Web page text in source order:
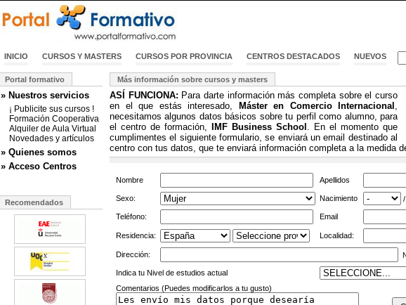
INICIO CURSOS Y MASTERS CURSOS POR PROVINCIA CENTROS DESTACADOS NUEVOS
Portal formativo
» Nuestros servicios
¡ Publicite sus cursos !
Formación Cooperativa
Alquiler de Aula Virtual
Novedades y artículos
» Quienes somos
» Acceso Centros
Recomendados
Más información sobre cursos y masters
ASÍ FUNCIONA: Para darte información más completa sobre el curso
en el que estás interesado,
Máster en Comercio Internacional ,
necesitamos algunos datos básicos sobre tu perfil como alumno, para
el centro de formación,
IMF Business School . En el momento que
cumplimentes el siguiente formulario, se enviará un email destinado al
centro con tus datos, que te enviará información completa a la medida
Nombre Apellidos
Sexo: Nacimiento /
Teléfono: Email
Residencia: Localidad:
Dirección:
Indica tu Nivel de estudios actual
Comentarios (Puedes modificarlos a tu gusto)